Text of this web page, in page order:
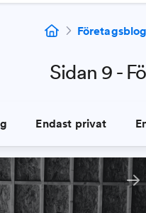
Sidan 9 -
Endast privat